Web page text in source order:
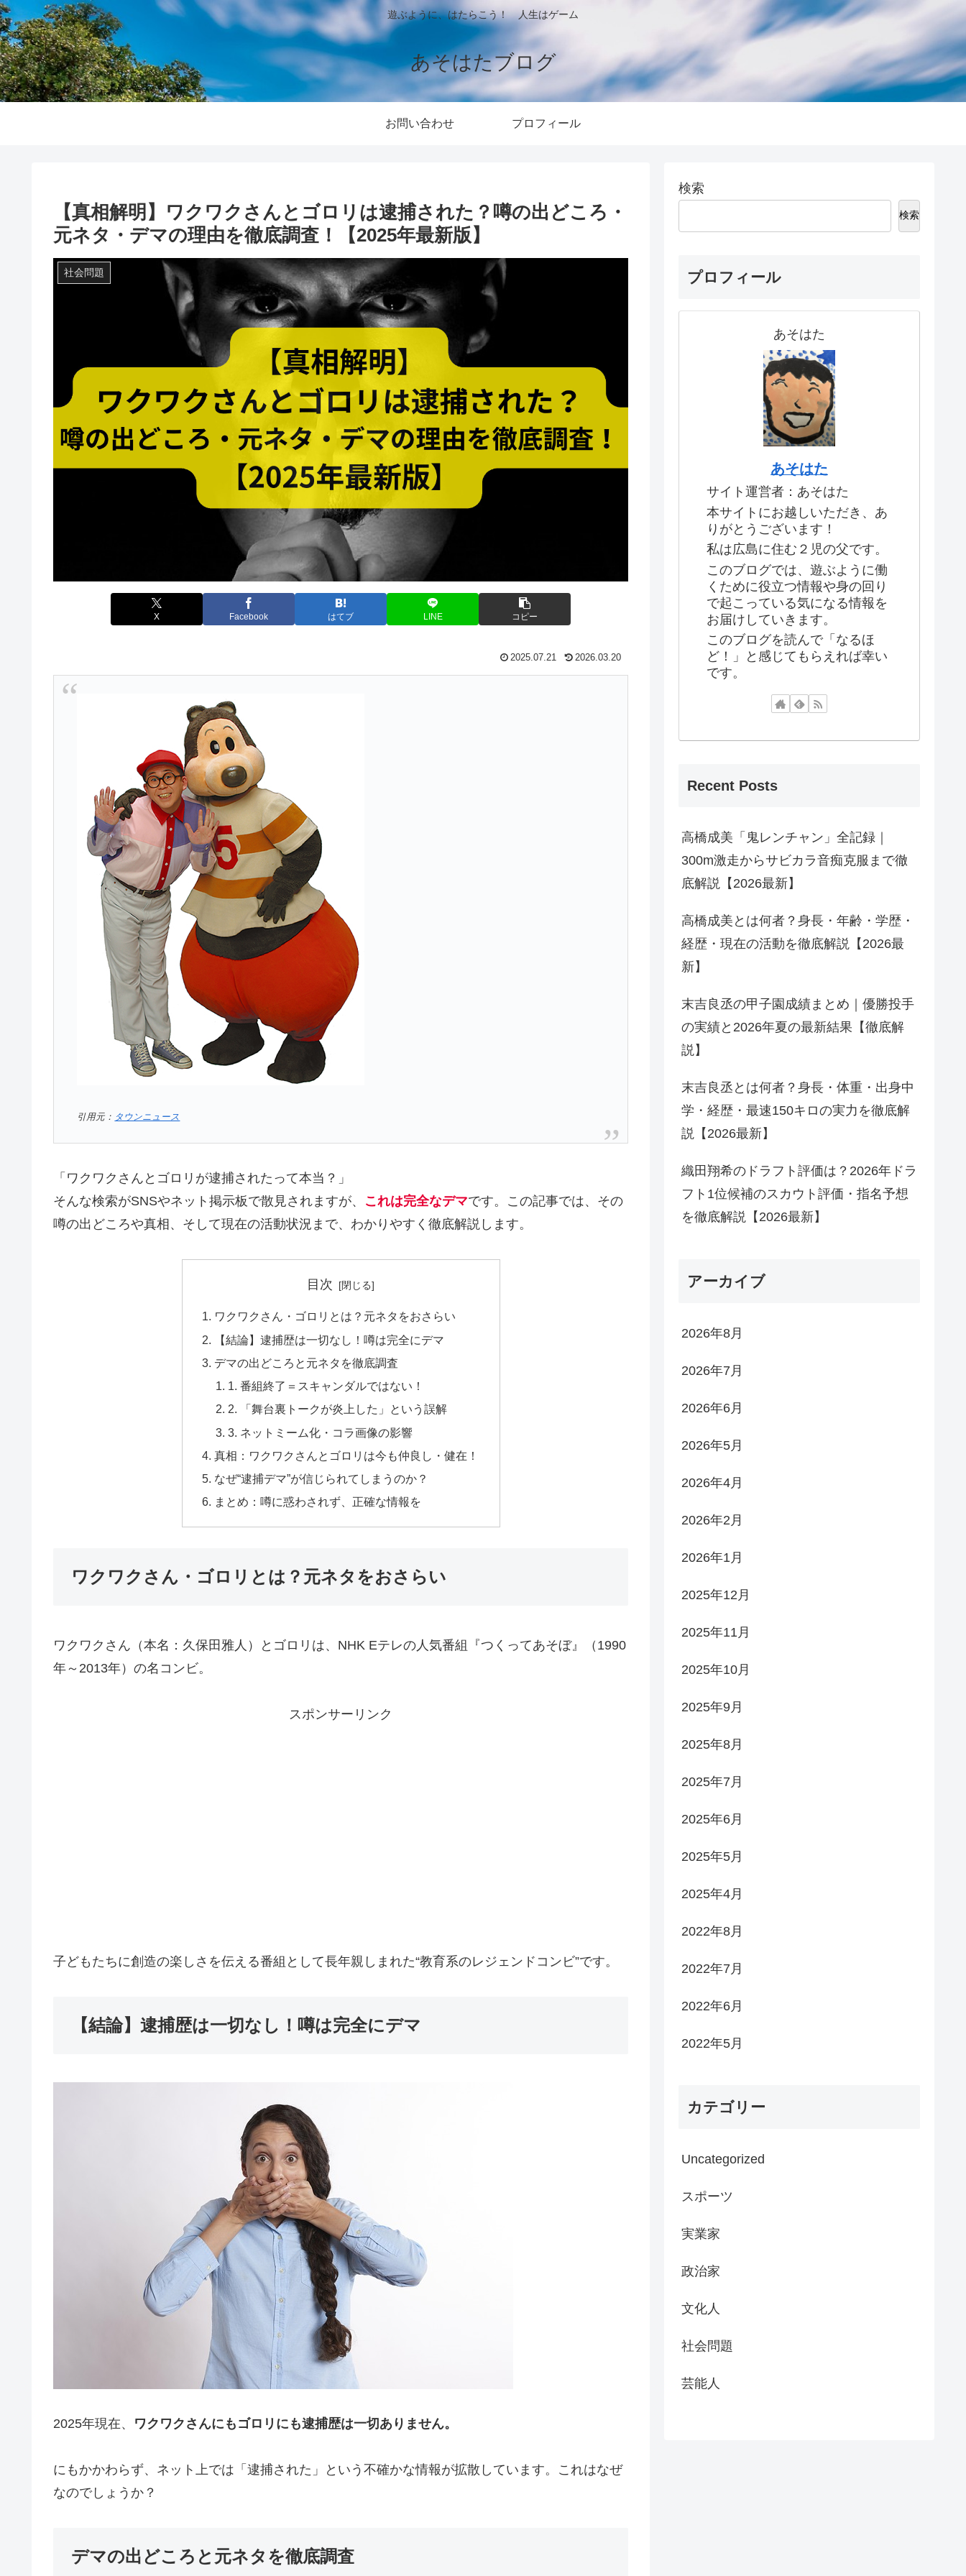
遊ぶように、はたらこう！ 人生はゲーム
あそはたブログ
お問い合わせ プロフィール
【真相解明】ワクワクさんとゴロリは逮捕された？噂の出どころ・
元ネタ・デマの理由を徹底調査！【2025年最新版】
社会問題
X Facebook はてブ LINE コピー
2025.07.21 2026.03.20
引用元： タウンニュース
「ワクワクさんとゴロリが逮捕されたって本当？」
そんな検索がSNSやネット掲示板で散見されますが、 これは完全なデマです。この記事では、その
噂の出どころや真相、そして現在の活動状況まで、わかりやすく徹底解説します。
目次
ワクワクさん・ゴロリとは？元ネタをおさらい
【結論】逮捕歴は一切なし！噂は完全にデマ
デマの出どころと元ネタを徹底調査
1. 番組終了＝スキャンダルではない！
2. 「舞台裏トークが炎上した」という誤解
3. ネットミーム化・コラ画像の影響
真相：ワクワクさんとゴロリは今も仲良し・健在！
なぜ“逮捕デマ”が信じられてしまうのか？
まとめ：噂に惑わされず、正確な情報を
ワクワクさん・ゴロリとは？元ネタをおさらい
ワクワクさん（本名：久保田雅人）とゴロリは、NHK Eテレの人気番組『つくってあそぼ』（1990
年～2013年）の名コンビ。
スポンサーリンク
子どもたちに創造の楽しさを伝える番組として長年親しまれた“教育系のレジェンドコンビ”です。
【結論】逮捕歴は一切なし！噂は完全にデマ
2025年現在、 ワクワクさんにもゴロリにも逮捕歴は一切ありません。
にもかかわらず、ネット上では「逮捕された」という不確かな情報が拡散しています。これはなぜ
なのでしょうか？
デマの出どころと元ネタを徹底調査
検索
検索
プロフィール
あそはた
あそはた
サイト運営者：あそはた
本サイトにお越しいただき、あ
りがとうございます！
私は広島に住む２児の父です。
このブログでは、遊ぶように働
くために役立つ情報や身の回り
で起こっている気になる情報を
お届けしていきます。
このブログを読んで「なるほ
ど！」と感じてもらえれば幸い
です。
Recent Posts
高橋成美「鬼レンチャン」全記録｜
300m激走からサビカラ音痴克服まで徹
底解説【2026最新】
高橋成美とは何者？身長・年齢・学歴・
経歴・現在の活動を徹底解説【2026最
新】
末吉良丞の甲子園成績まとめ｜優勝投手
の実績と2026年夏の最新結果【徹底解
説】
末吉良丞とは何者？身長・体重・出身中
学・経歴・最速150キロの実力を徹底解
説【2026最新】
織田翔希のドラフト評価は？2026年ドラ
フト1位候補のスカウト評価・指名予想
を徹底解説【2026最新】
アーカイブ
2026年8月
2026年7月
2026年6月
2026年5月
2026年4月
2026年2月
2026年1月
2025年12月
2025年11月
2025年10月
2025年9月
2025年8月
2025年7月
2025年6月
2025年5月
2025年4月
2022年8月
2022年7月
2022年6月
2022年5月
カテゴリー
Uncategorized
スポーツ
実業家
政治家
文化人
社会問題
芸能人